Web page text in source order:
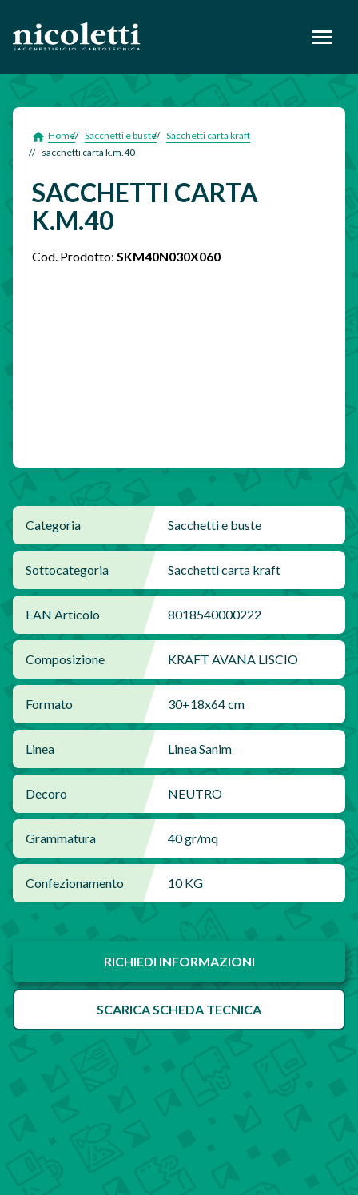
footer
Home Sacchetti e buste
Sacchetti carta kraft
sacchetti carta k.m.40
SACCHETTI CARTA
K.M.40
Cod. Prodotto: SKM40N030X060
Categoria Sacchetti e buste
Sottocategoria Sacchetti carta kraft
EAN Articolo 8018540000222
Composizione KRAFT AVANA LISCIO
Formato 30+18x64 cm
Linea Linea Sanim
Decoro NEUTRO
Grammatura 40 gr/mq
Confezionamento 10 KG
RICHIEDI INFORMAZIONI
SCARICA SCHEDA TECNICA